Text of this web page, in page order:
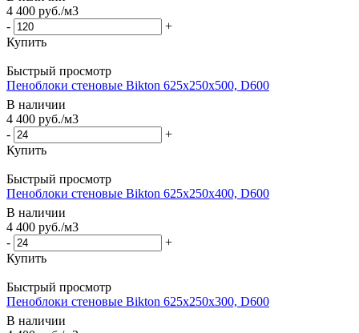
4 400 руб./м3
-
+
Купить
Быстрый просмотр
Пеноблоки стеновые Bikton 625х250х500, D600
В наличии
4 400 руб./м3
-
+
Купить
Быстрый просмотр
Пеноблоки стеновые Bikton 625х250х400, D600
В наличии
4 400 руб./м3
-
+
Купить
Быстрый просмотр
Пеноблоки стеновые Bikton 625х250х300, D600
В наличии